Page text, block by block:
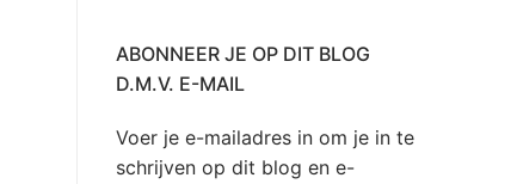
ABONNEER JE OP DIT BLOG
D.M.V. E-MAIL
Voer je e-mailadres in om je in te
schrijven op dit blog en e-